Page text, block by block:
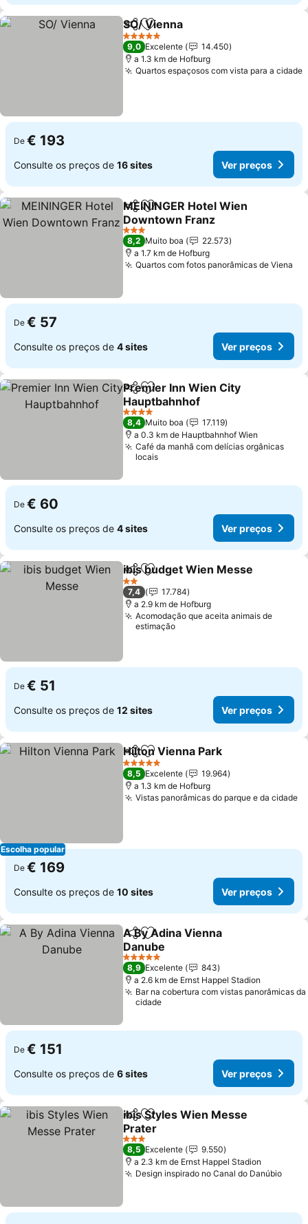
PartilharAdicionar aos favoritos
SO/ Vienna
5 Estrelas
9,0 Excelente
14.450
a 1.3 km de Hofburg
Quartos espaçosos com vista para a cidade
De € 193
Consulte os preços de 16 sites Ver preços
PartilharAdicionar aos favoritos
MEININGER Hotel Wien
Downtown Franz
3 Estrelas
8,2 Muito boa
22.573
a 1.7 km de Hofburg
Quartos com fotos panorâmicas de Viena
De € 57
Consulte os preços de 4 sites Ver preços
PartilharAdicionar aos favoritos
Premier Inn Wien City
Hauptbahnhof
4 Estrelas
8,4 Muito boa
17.119
a 0.3 km de Hauptbahnhof Wien
Café da manhã com delícias orgânicas
locais
De € 60
Consulte os preços de 4 sites Ver preços
PartilharAdicionar aos favoritos
ibis budget Wien Messe
2 Estrelas
7,4
17.784
a 2.9 km de Hofburg
Acomodação que aceita animais de
estimação
De € 51
Consulte os preços de 12 sites Ver preços
Escolha popular
PartilharAdicionar aos favoritos
Hilton Vienna Park
5 Estrelas
8,5 Excelente
19.964
a 1.3 km de Hofburg
Vistas panorâmicas do parque e da cidade
De € 169
Consulte os preços de 10 sites Ver preços
PartilharAdicionar aos favoritos
A By Adina Vienna
Danube
5 Estrelas
8,9 Excelente
843
a 2.6 km de Ernst Happel Stadion
Bar na cobertura com vistas panorâmicas da
cidade
De € 151
Consulte os preços de 6 sites Ver preços
PartilharAdicionar aos favoritos
ibis Styles Wien Messe
Prater
3 Estrelas
8,5 Excelente
9.550
a 2.3 km de Ernst Happel Stadion
Design inspirado no Canal do Danúbio